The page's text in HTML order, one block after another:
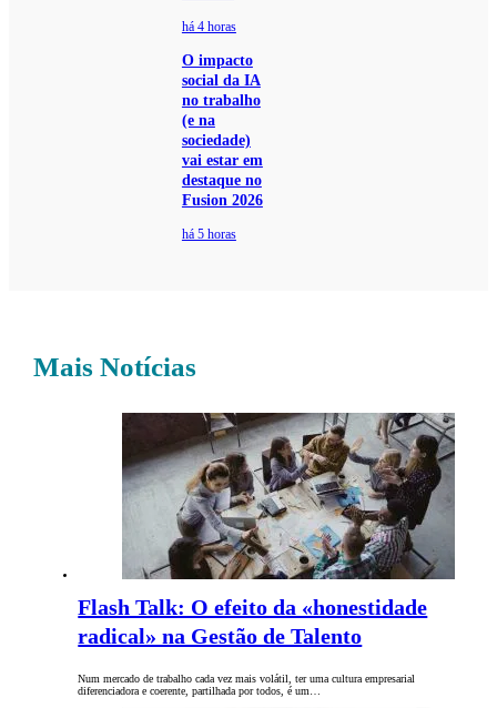
há 4 horas
O impacto
social da IA
no trabalho
(e na
sociedade)
vai estar em
destaque no
Fusion 2026
há 5 horas
Mais Notícias
Flash Talk: O efeito da «honestidade
radical» na Gestão de Talento
Num mercado de trabalho cada vez mais volátil, ter uma cultura empresarial
diferenciadora e coerente, partilhada por todos, é um…